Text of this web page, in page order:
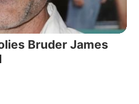
Bruder James